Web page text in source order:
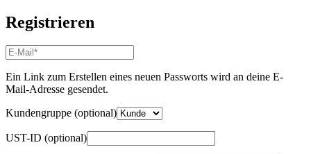
Registrieren
E-
Mail-
Adresse*
Erforderlich
Ein Link zum Erstellen eines neuen Passworts wird an deine E-
Mail-Adresse gesendet.
Kundengruppe (optional)
UST-ID (optional)